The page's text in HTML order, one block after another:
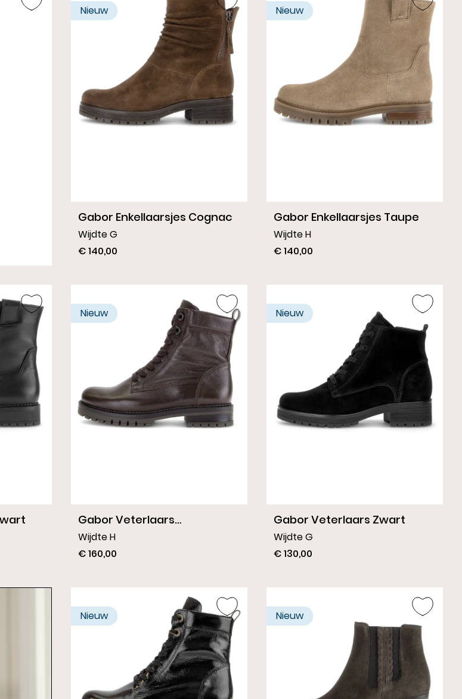
Nieuw
Gabor Enkellaarsjes Cognac
Wijdte G
€ 140,00
Nieuw
Gabor Enkellaarsjes Taupe
Wijdte H
€ 140,00
Nieuw
Gabor Veterlaars
Donkerbruin
Wijdte H
€ 160,00
Nieuw
Gabor Veterlaars Zwart
Wijdte G
€ 130,00
Nieuw Nieuw